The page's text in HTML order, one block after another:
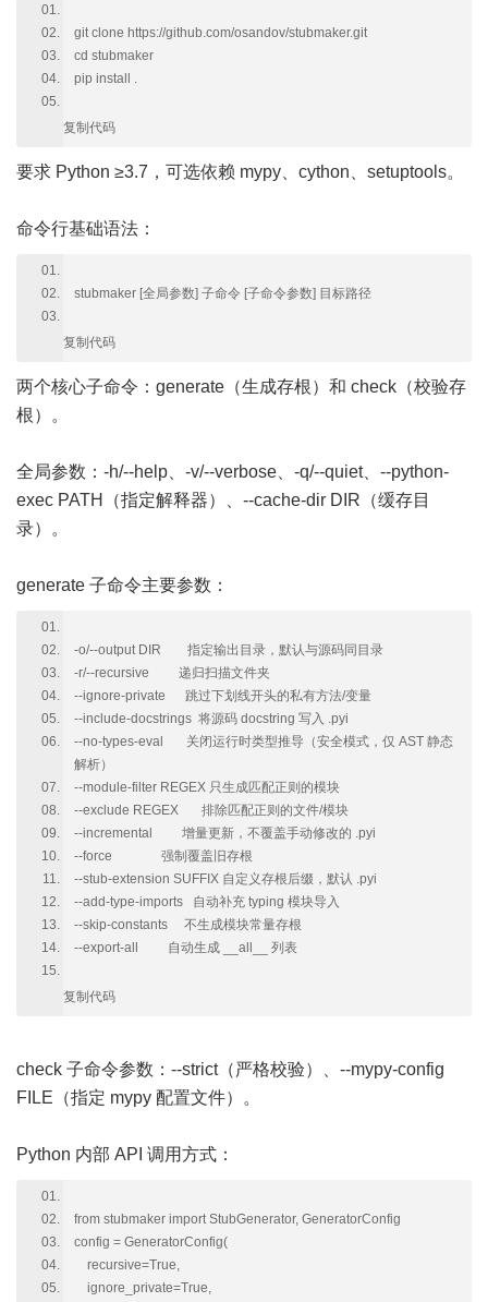
git clone https://github.com/osandov/stubmaker.git
cd stubmaker
pip install .
复制代码
要求 Python ≥3.7，可选依赖 mypy、cython、setuptools。
命令行基础语法：
stubmaker [全局参数] 子命令 [子命令参数] 目标路径
复制代码
两个核心子命令：generate（生成存根）和 check（校验存
根）。
全局参数：-h/--help、-v/--verbose、-q/--quiet、--python-
exec PATH（指定解释器）、--cache-dir DIR（缓存目
录）。
generate 子命令主要参数：
-o/--output DIR 指定输出目录，默认与源码同目录
-r/--recursive 递归扫描文件夹
--ignore-private 跳过下划线开头的私有方法/变量
--include-docstrings 将源码 docstring 写入 .pyi
--no-types-eval 关闭运行时类型推导（安全模式，仅 AST 静态
解析）
--module-filter REGEX 只生成匹配正则的模块
--exclude REGEX 排除匹配正则的文件/模块
--incremental 增量更新，不覆盖手动修改的 .pyi
--force 强制覆盖旧存根
--stub-extension SUFFIX 自定义存根后缀，默认 .pyi
--add-type-imports 自动补充 typing 模块导入
--skip-constants 不生成模块常量存根
--export-all 自动生成 __all__ 列表
复制代码
check 子命令参数：--strict（严格校验）、--mypy-config
FILE（指定 mypy 配置文件）。
Python 内部 API 调用方式：
from stubmaker import StubGenerator, GeneratorConfig
config = GeneratorConfig(
recursive=True,
ignore_private=True,